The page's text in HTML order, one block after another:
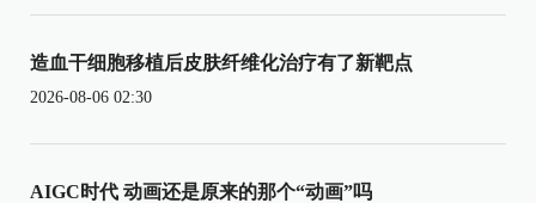
造血干细胞移植后皮肤纤维化治疗有了新靶点
2026-08-06 02:30
AIGC时代 动画还是原来的那个“动画”吗